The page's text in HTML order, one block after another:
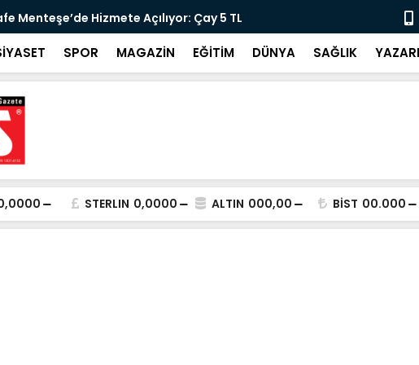
Uluslararası Kısa Film Yarışması İçin Başvurular
SPOR MAGAZİN EĞİTİM DÜNYA SAĞLIK
STERLIN 0,0000 ALTIN 000,00 BİST 00.000